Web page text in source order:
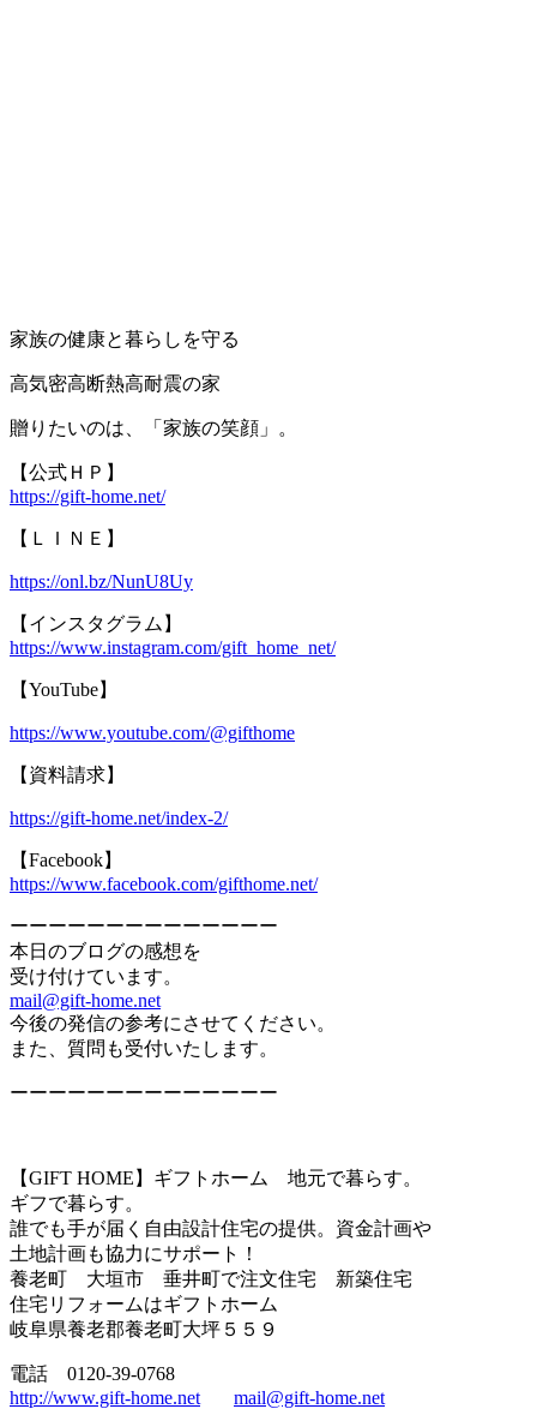
家族の健康と暮らしを守る
高気密高断熱高耐震の家
贈りたいのは、「家族の笑顔」。
【公式ＨＰ】
https://gift-home.net/
【ＬＩＮＥ】
https://onl.bz/NunU8Uy
【インスタグラム】
https://www.instagram.com/gift_home_net/
【YouTube】
https://www.youtube.com/@gifthome
【資料請求】
https://gift-home.net/index-2/
【Facebook】
https://www.facebook.com/gifthome.net/
ーーーーーーーーーーーーーー
本日のブログの感想を
受け付けています。
mail@gift-home.net
今後の発信の参考にさせてください。
また、質問も受付いたします。
ーーーーーーーーーーーーーー
【GIFT HOME】ギフトホーム 地元で暮らす。
ギフで暮らす。
誰でも手が届く自由設計住宅の提供。資金計画や
土地計画も協力にサポート！
養老町 大垣市 垂井町で注文住宅 新築住宅
住宅リフォームはギフトホーム
岐阜県養老郡養老町大坪５５９
電話 0120-39-0768
http://www.gift-home.net
mail@gift-home.net